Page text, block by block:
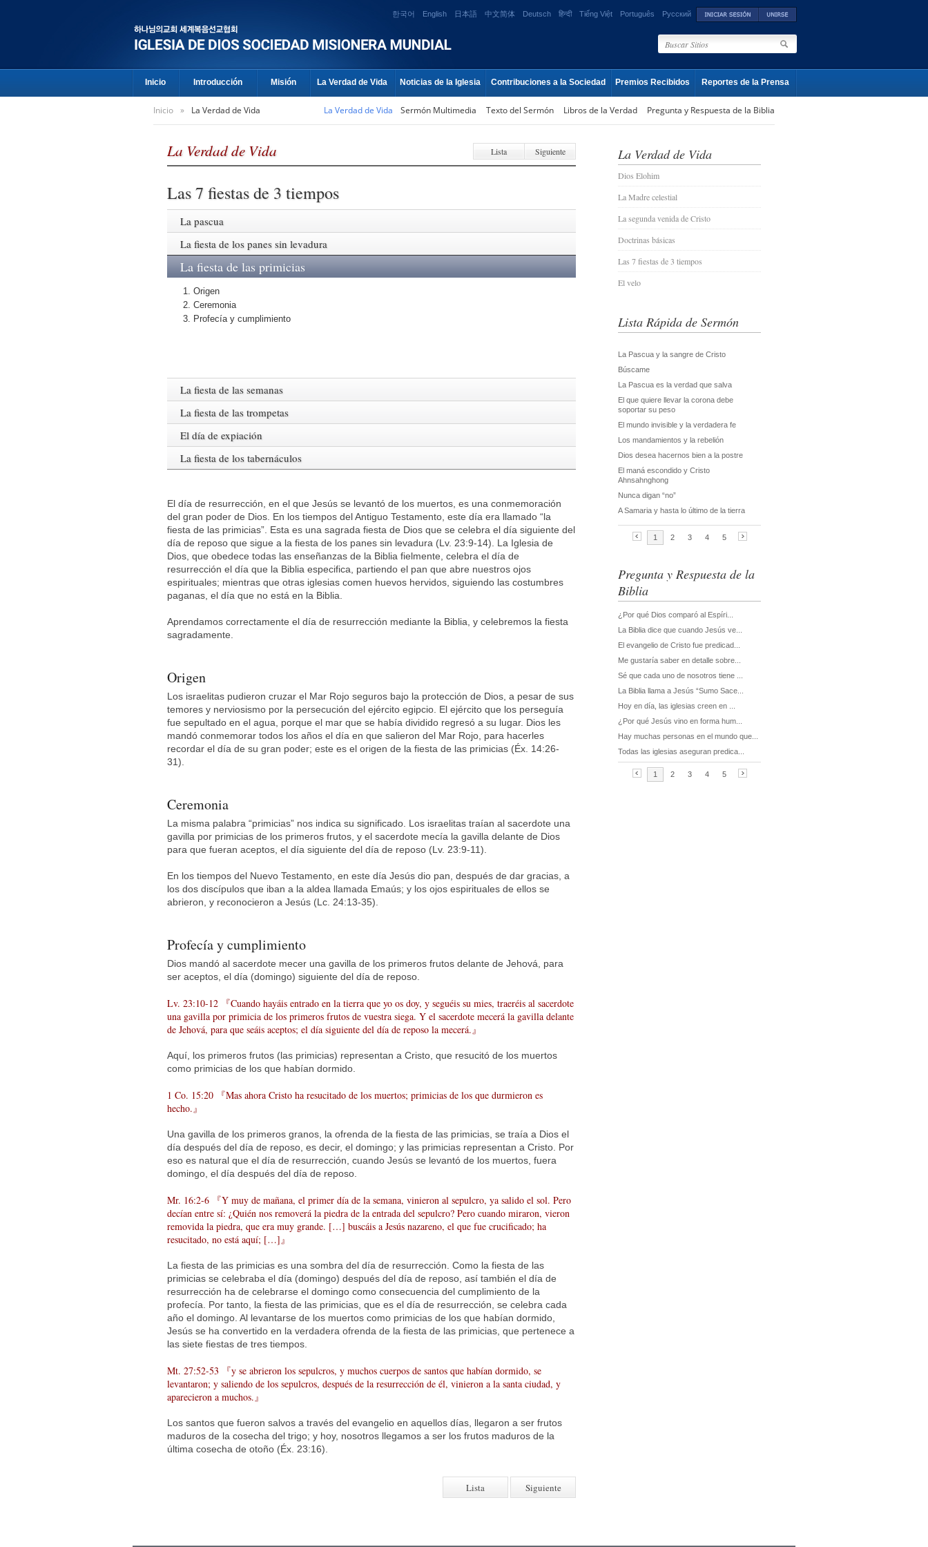
한국어 English 日本語 中文简体 Deutsch हिन्दी Tiếng Việt Português Русский
Inicio Introducción Misión La Verdad de Vida Noticias de la Iglesia Contribuciones a la Sociedad Premios Recibidos Reportes de la Prensa
Inicio » La Verdad de Vida La Verdad de Vida Sermón Multimedia Texto del Sermón Libros de la Verdad Pregunta y Respuesta de la Biblia
La Verdad de Vida Lista Siguiente
Las 7 fiestas de 3 tiempos
La pascua
La fiesta de los panes sin levadura
La fiesta de las primicias
1. Origen
2. Ceremonia
3. Profecía y cumplimiento
La fiesta de las semanas
La fiesta de las trompetas
El día de expiación
La fiesta de los tabernáculos
El día de resurrección, en el que Jesús se levantó de los muertos, es una conmemoración
del gran poder de Dios. En los tiempos del Antiguo Testamento, este día era llamado “la
fiesta de las primicias”. Esta es una sagrada fiesta de Dios que se celebra el día siguiente del
día de reposo que sigue a la fiesta de los panes sin levadura (Lv. 23:9-14). La Iglesia de
Dios, que obedece todas las enseñanzas de la Biblia fielmente, celebra el día de
resurrección el día que la Biblia especifica, partiendo el pan que abre nuestros ojos
espirituales; mientras que otras iglesias comen huevos hervidos, siguiendo las costumbres
paganas, el día que no está en la Biblia.
Aprendamos correctamente el día de resurrección mediante la Biblia, y celebremos la fiesta
sagradamente.
Origen
Los israelitas pudieron cruzar el Mar Rojo seguros bajo la protección de Dios, a pesar de sus
temores y nerviosismo por la persecución del ejército egipcio. El ejército que los perseguía
fue sepultado en el agua, porque el mar que se había dividido regresó a su lugar. Dios les
mandó conmemorar todos los años el día en que salieron del Mar Rojo, para hacerles
recordar el día de su gran poder; este es el origen de la fiesta de las primicias (Éx. 14:26-
31).
Ceremonia
La misma palabra “primicias” nos indica su significado. Los israelitas traían al sacerdote una
gavilla por primicias de los primeros frutos, y el sacerdote mecía la gavilla delante de Dios
para que fueran aceptos, el día siguiente del día de reposo (Lv. 23:9-11).
En los tiempos del Nuevo Testamento, en este día Jesús dio pan, después de dar gracias, a
los dos discípulos que iban a la aldea llamada Emaús; y los ojos espirituales de ellos se
abrieron, y reconocieron a Jesús (Lc. 24:13-35).
Profecía y cumplimiento
Dios mandó al sacerdote mecer una gavilla de los primeros frutos delante de Jehová, para
ser aceptos, el día (domingo) siguiente del día de reposo.
Lv. 23:10-12 『Cuando hayáis entrado en la tierra que yo os doy, y seguéis su mies, traeréis al sacerdote
una gavilla por primicia de los primeros frutos de vuestra siega. Y el sacerdote mecerá la gavilla delante
de Jehová, para que seáis aceptos; el día siguiente del día de reposo la mecerá.』
Aquí, los primeros frutos (las primicias) representan a Cristo, que resucitó de los muertos
como primicias de los que habían dormido.
1 Co. 15:20 『Mas ahora Cristo ha resucitado de los muertos; primicias de los que durmieron es
hecho.』
Una gavilla de los primeros granos, la ofrenda de la fiesta de las primicias, se traía a Dios el
día después del día de reposo, es decir, el domingo; y las primicias representan a Cristo. Por
eso es natural que el día de resurrección, cuando Jesús se levantó de los muertos, fuera
domingo, el día después del día de reposo.
Mr. 16:2-6 『Y muy de mañana, el primer día de la semana, vinieron al sepulcro, ya salido el sol. Pero
decían entre sí: ¿Quién nos removerá la piedra de la entrada del sepulcro? Pero cuando miraron, vieron
removida la piedra, que era muy grande. […] buscáis a Jesús nazareno, el que fue crucificado; ha
resucitado, no está aquí; […]』
La fiesta de las primicias es una sombra del día de resurrección. Como la fiesta de las
primicias se celebraba el día (domingo) después del día de reposo, así también el día de
resurrección ha de celebrarse el domingo como consecuencia del cumplimiento de la
profecía. Por tanto, la fiesta de las primicias, que es el día de resurrección, se celebra cada
año el domingo. Al levantarse de los muertos como primicias de los que habían dormido,
Jesús se ha convertido en la verdadera ofrenda de la fiesta de las primicias, que pertenece a
las siete fiestas de tres tiempos.
Mt. 27:52-53 『y se abrieron los sepulcros, y muchos cuerpos de santos que habían dormido, se
levantaron; y saliendo de los sepulcros, después de la resurrección de él, vinieron a la santa ciudad, y
aparecieron a muchos.』
Los santos que fueron salvos a través del evangelio en aquellos días, llegaron a ser frutos
maduros de la cosecha del trigo; y hoy, nosotros llegamos a ser los frutos maduros de la
última cosecha de otoño (Éx. 23:16).
Lista Siguiente
La Verdad de Vida
Dios Elohim
La Madre celestial
La segunda venida de Cristo
Doctrinas básicas
Las 7 fiestas de 3 tiempos
El velo